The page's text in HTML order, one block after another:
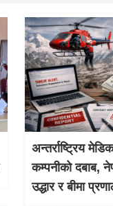
अन्तर्राष्ट्रिय
कम्पनीको दबाब,
उद्धार र बीमा